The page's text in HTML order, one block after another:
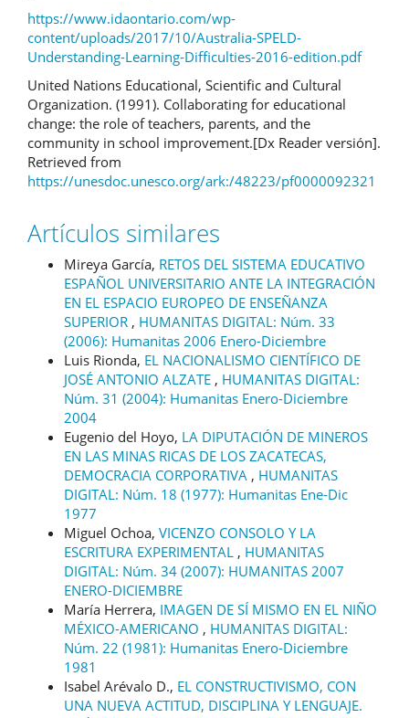
https://www.idaontario.com/wp-
content/uploads/2017/10/Australia-SPELD-
Understanding-Learning-Difficulties-2016-edition.pdf
United Nations Educational, Scientific and Cultural
Organization. (1991). Collaborating for educational
change: the role of teachers, parents, and the
community in school improvement.[Dx Reader versión].
Retrieved from
https://unesdoc.unesco.org/ark:/48223/pf0000092321
Artículos similares
Mireya García, RETOS DEL SISTEMA EDUCATIVO
ESPAÑOL UNIVERSITARIO ANTE LA INTEGRACIÓN
EN EL ESPACIO EUROPEO DE ENSEÑANZA
SUPERIOR , HUMANITAS DIGITAL: Núm. 33
(2006): Humanitas 2006 Enero-Diciembre
Luis Rionda, EL NACIONALISMO CIENTÍFICO DE
JOSÉ ANTONIO ALZATE , HUMANITAS DIGITAL:
Núm. 31 (2004): Humanitas Enero-Diciembre
2004
Eugenio del Hoyo, LA DIPUTACIÓN DE MINEROS
EN LAS MINAS RICAS DE LOS ZACATECAS,
DEMOCRACIA CORPORATIVA , HUMANITAS
DIGITAL: Núm. 18 (1977): Humanitas Ene-Dic
1977
Miguel Ochoa, VICENZO CONSOLO Y LA
ESCRITURA EXPERIMENTAL , HUMANITAS
DIGITAL: Núm. 34 (2007): HUMANITAS 2007
ENERO-DICIEMBRE
María Herrera, IMAGEN DE SÍ MISMO EN EL NIÑO
MÉXICO-AMERICANO , HUMANITAS DIGITAL:
Núm. 22 (1981): Humanitas Enero-Diciembre
1981
Isabel Arévalo D., EL CONSTRUCTIVISMO, CON
UNA NUEVA ACTITUD, DISCIPLINA Y LENGUAJE.